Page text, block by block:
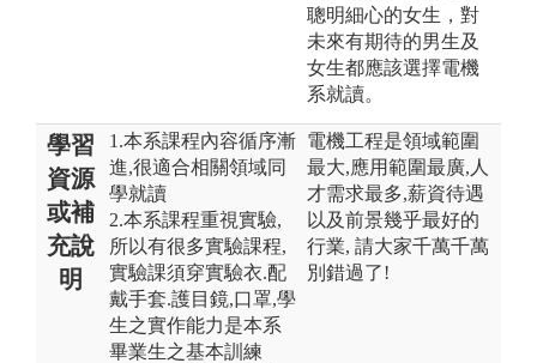
聰明細心的女生，對
未來有期待的男生及
女生都應該選擇電機
系就讀。
學習
資源
或補
充說
明
1.本系課程內容循序漸
進,很適合相關領域同
學就讀
2.本系課程重視實驗,
所以有很多實驗課程,
實驗課須穿實驗衣.配
戴手套.護目鏡,口罩,學
生之實作能力是本系
畢業生之基本訓練
電機工程是領域範圍
最大,應用範圍最廣,人
才需求最多,薪資待遇
以及前景幾乎最好的
行業, 請大家千萬千萬
別錯過了!